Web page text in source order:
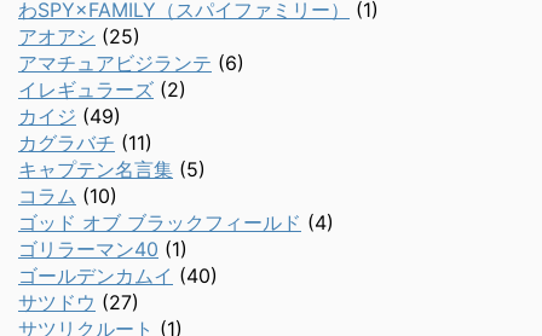
わSPY×FAMILY（スパイファミリー）
(1)
アオアシ (25)
アマチュアビジランテ (6)
イレギュラーズ (2)
カイジ (49)
カグラバチ (11)
キャプテン名言集 (5)
コラム (10)
ゴッド オブ ブラックフィールド (4)
ゴリラーマン40 (1)
ゴールデンカムイ (40)
サツドウ (27)
サツリクルート (1)